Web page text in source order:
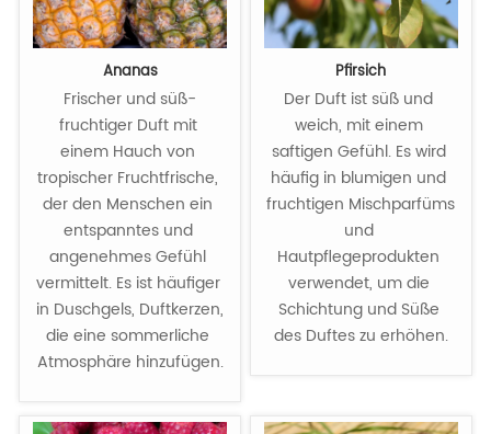
Ananas
Frischer und süß-
fruchtiger Duft mit
einem Hauch von
tropischer Fruchtfrische,
der den Menschen ein
entspanntes und
angenehmes Gefühl
vermittelt. Es ist häufiger
in Duschgels, Duftkerzen,
die eine sommerliche
Atmosphäre hinzufügen.
Pfirsich
Der Duft ist süß und
weich, mit einem
saftigen Gefühl. Es wird
häufig in blumigen und
fruchtigen Mischparfüms
und
Hautpflegeprodukten
verwendet, um die
Schichtung und Süße
des Duftes zu erhöhen.